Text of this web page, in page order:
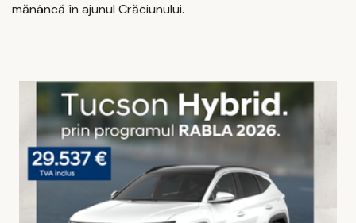
mănâncă în ajunul Crăciunului.